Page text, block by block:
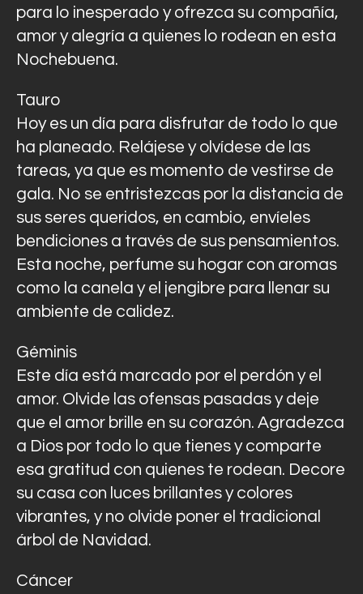
para lo inesperado y ofrezca su compañía,
amor y alegría a quienes lo rodean en esta
Nochebuena.
Tauro
Hoy es un día para disfrutar de todo lo que
ha planeado. Relájese y olvídese de las
tareas, ya que es momento de vestirse de
gala. No se entristezcas por la distancia de
sus seres queridos, en cambio, envíeles
bendiciones a través de sus pensamientos.
Esta noche, perfume su hogar con aromas
como la canela y el jengibre para llenar su
ambiente de calidez.
Géminis
Este día está marcado por el perdón y el
amor. Olvide las ofensas pasadas y deje
que el amor brille en su corazón. Agradezca
a Dios por todo lo que tienes y comparte
esa gratitud con quienes te rodean. Decore
su casa con luces brillantes y colores
vibrantes, y no olvide poner el tradicional
árbol de Navidad.
Cáncer